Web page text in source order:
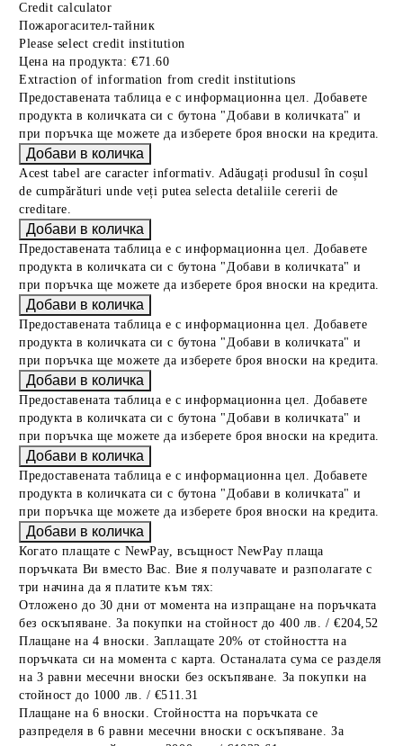
Credit calculator
Пожарогасител-тайник
Please select credit institution
Цена на продукта: €71.60
Extraction of information from credit institutions
Предоставената таблица е с информационна цел. Добавете
продукта в количката си с бутона "Добави в количката" и
при поръчка ще можете да изберете броя вноски на кредита.
Acest tabel are caracter informativ. Adăugați produsul în coșul
de cumpărături unde veți putea selecta detaliile cererii de
creditare.
Предоставената таблица е с информационна цел. Добавете
продукта в количката си с бутона "Добави в количката" и
при поръчка ще можете да изберете броя вноски на кредита.
Предоставената таблица е с информационна цел. Добавете
продукта в количката си с бутона "Добави в количката" и
при поръчка ще можете да изберете броя вноски на кредита.
Предоставената таблица е с информационна цел. Добавете
продукта в количката си с бутона "Добави в количката" и
при поръчка ще можете да изберете броя вноски на кредита.
Предоставената таблица е с информационна цел. Добавете
продукта в количката си с бутона "Добави в количката" и
при поръчка ще можете да изберете броя вноски на кредита.
Когато плащате с NewPay, всъщност NewPay плаща
поръчката Ви вместо Вас. Вие я получавате и разполагате с
три начина да я платите към тях:
Отложено до 30 дни от момента на изпращане на поръчката
без оскъпяване. За покупки на стойност до 400 лв. / €204,52
Плащане на 4 вноски. Заплащате 20% от стойността на
поръчката си на момента с карта. Останалата сума се разделя
на 3 равни месечни вноски без оскъпяване. За покупки на
стойност до 1000 лв. / €511.31
Плащане на 6 вноски. Стойността на поръчката се
разпределя в 6 равни месечни вноски с оскъпяване. За